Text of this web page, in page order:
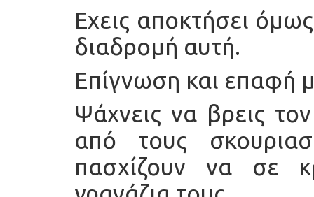
Εχεις αποκτήσει
διαδρομή αυτή.
Επίγνωση και επαφή
Ψάχνεις να βρεις
από τους
πασχίζουν να σε